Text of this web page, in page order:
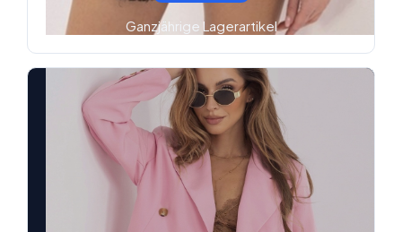
Ganzjährige Lagerartikel